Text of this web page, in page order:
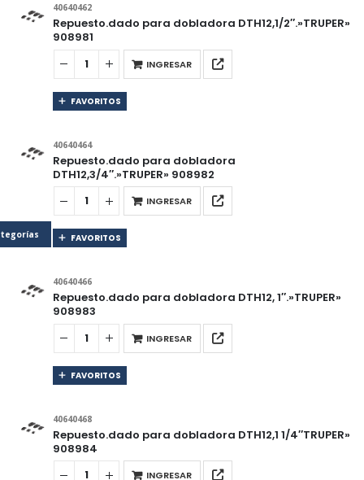
40640462
Repuesto.dado para dobladora DTH12,1/2″.»TRUPER»
908981
INGRESAR
FAVORITOS
40640464
Repuesto.dado para dobladora
DTH12,3/4″.»TRUPER» 908982
INGRESAR
FAVORITOS
40640466
Repuesto.dado para dobladora DTH12, 1″.»TRUPER»
908983
INGRESAR
FAVORITOS
40640468
Repuesto.dado para dobladora DTH12,1 1/4″TRUPER»
908984
INGRESAR